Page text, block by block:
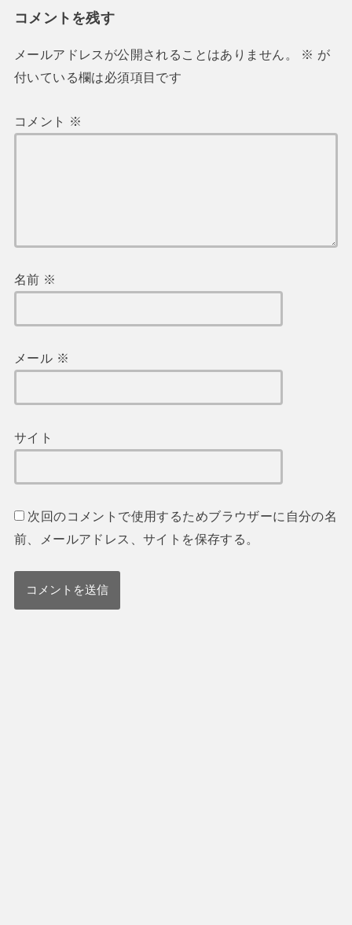
コメントを残す
メールアドレスが公開されることはありません。 ※ が
付いている欄は必須項目です
コメント ※
名前 ※
メール ※
サイト
次回のコメントで使用するためブラウザーに自分の名
前、メールアドレス、サイトを保存する。